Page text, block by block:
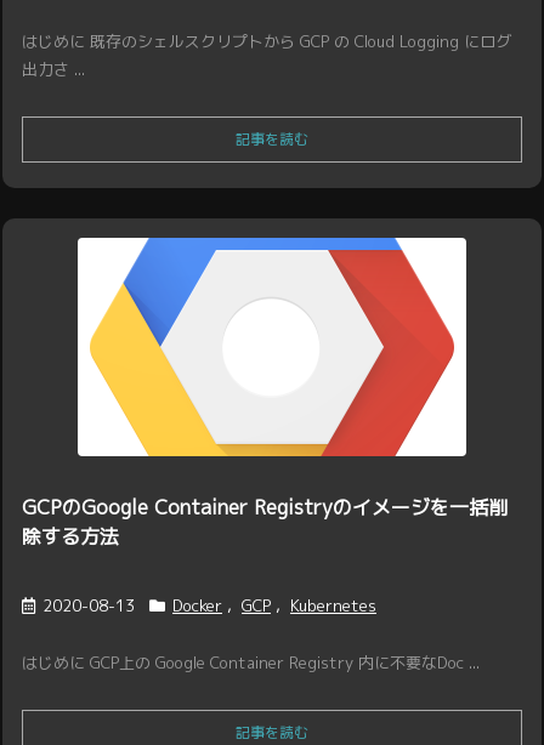
はじめに 既存のシェルスクリプトから GCP の Cloud Logging にログ
出力さ ...
記事を読む
GCPのGoogle Container Registryのイメージを一括削
除する方法
2020-08-13 Docker , GCP , Kubernetes
はじめに GCP上の Google Container Registry 内に不要なDoc ...
記事を読む